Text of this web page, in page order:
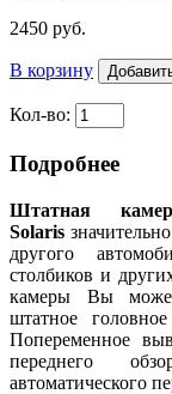
2450 руб.
В корзину
Кол-во:
Подробнее
Штатная
Solaris
другого
столбиков и
камеры Вы
штатное
Попеременное
переднего
автоматического